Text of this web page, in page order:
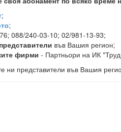
;
;
088/240-03-10; 02/981-13-93;
във Вашия регион;
фирми - Партньори на ИК
ни представители във Вашия